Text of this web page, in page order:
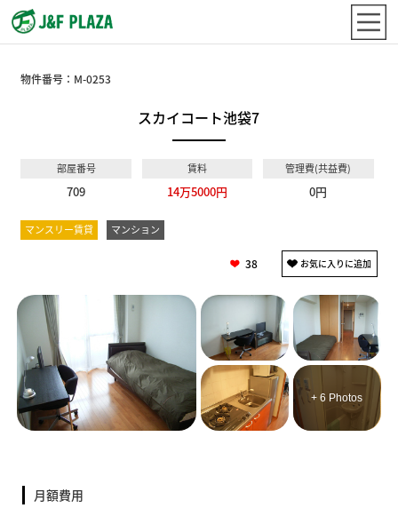
物件番号： M-0253
スカイコート池袋7
部屋番号
709
賃料
14万5000円
管理費(共益費)
0円
マンスリー賃貸 マンション
38
+ 6 Photos
月額費用